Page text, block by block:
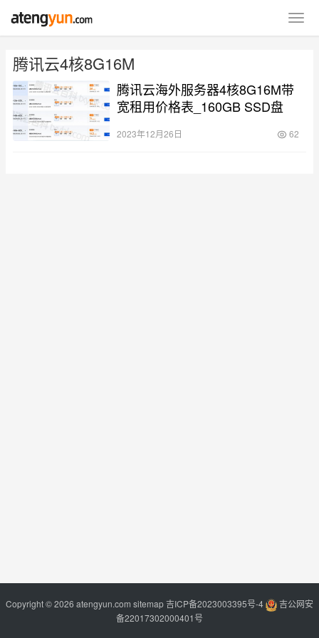
腾讯云4核8G16M
腾讯云海外服务器4核8G16M带
宽租用价格表_160GB SSD盘
2023年12月26日 62
Copyright © 2026 atengyun.com sitemap吉ICP备2023003395号-4
吉公网安
备22017302000401号